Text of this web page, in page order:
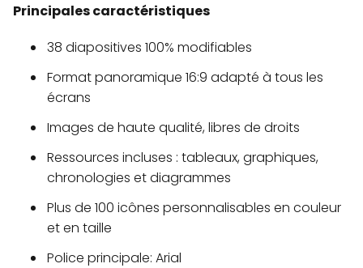
Principales caractéristiques
38 diapositives 100% modifiables
Format panoramique 16:9 adapté à tous les
écrans
Images de haute qualité, libres de droits
Ressources incluses : tableaux, graphiques,
chronologies et diagrammes
Plus de 100 icônes personnalisables en couleur
et en taille
Police principale: Arial